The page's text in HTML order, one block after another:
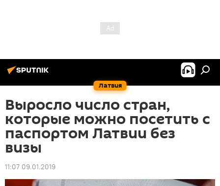
Латвия
Выросло число стран,
которые можно посетить с
паспортом Латвии без
визы
11:07 09.01.2019